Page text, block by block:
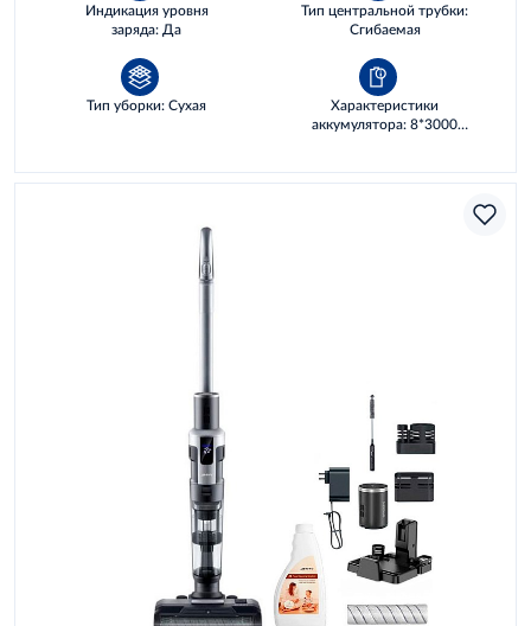
Индикация уровня
заряда: Да
Тип центральной трубки:
Сгибаемая
Тип уборки: Сухая
Характеристики
аккумулятора: 8*3000